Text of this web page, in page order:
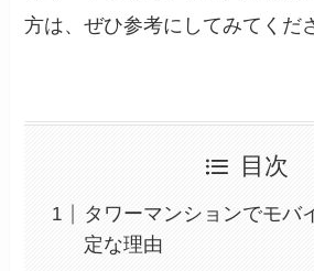
方は、ぜひ参考にしてみてくだ
目次
タワーマンションでモバ
定な理由